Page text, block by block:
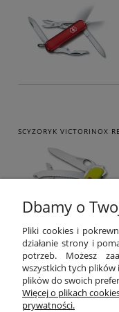
SCYZORYK VICTORINOX
OPINIE O
Dbamy o
Pliki cookies i
działanie strony i
potrzeb. Możesz
wszystkich tych plików
plików do swoich
Więcej o plikach
prywatności.